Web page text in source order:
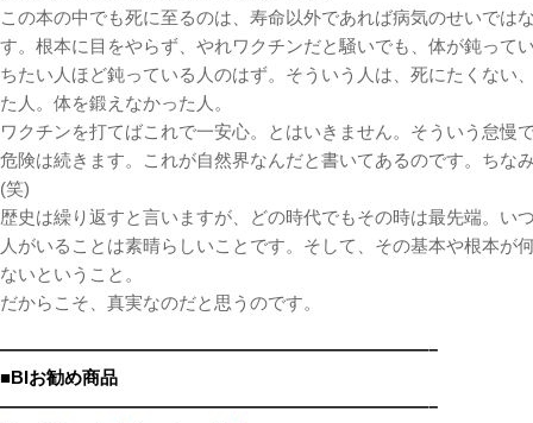
この本の中でも死に至るのは、寿命以外であれば病気のせいでは
す。根本に目をやらず、やれワクチンだと騒いでも、体が鈍って
ちたい人ほど鈍っている人のはず。そういう人は、死にたくない
た人。体を鍛えなかった人。
ワクチンを打てばこれで一安心。とはいきません。そういう怠慢
危険は続きます。これが自然界なんだと書いてあるのです。ちな
(笑)
歴史は繰り返すと言いますが、どの時代でもその時は最先端。い
人がいることは素晴らしいことです。そして、その基本や根本が
ないということ。
だからこそ、真実なのだと思うのです。
————————————————————————–
■BIお勧め商品
————————————————————————–